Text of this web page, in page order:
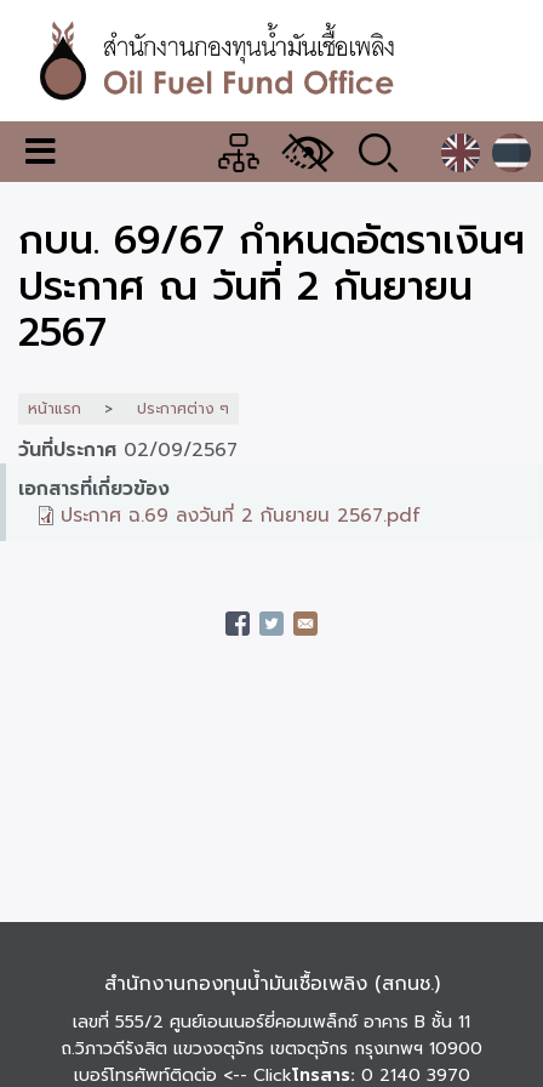
เนื้อหา
หลักสำนักงาน
กองทุน
น้ำมัน
เชื้อ
เพลิง
เมนู
เปลี่ยน
แสดง
ผล
กบน. 69/67 กำหนดอัตราเงินฯ
ประกาศ ณ วันที่ 2 กันยายน
2567
หน้าแรก ประกาศต่าง ๆ
วันที่ประกาศ 02/09/2567
เอกสารที่เกี่ยวข้อง
ประกาศ ฉ.69 ลงวันที่ 2 กันยายน 2567.pdf
สำนักงานกองทุนน้ำมันเชื้อเพลิง (สกนช.)
เลขที่ 555/2 ศูนย์เอนเนอร์ยี่คอมเพล็กซ์ อาคาร B ชั้น 11
ถ.วิภาวดีรังสิต แขวงจตุจักร เขตจตุจักร กรุงเทพฯ 10900
เบอร์โทรศัพท์ติดต่อ <-- Clickโทรสาร: 0 2140 3970